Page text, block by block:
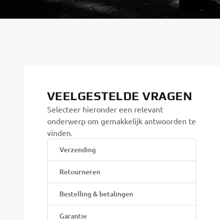
VEELGESTELDE VRAGEN
Selecteer hieronder een relevant
onderwerp om gemakkelijk antwoorden te
vinden.
Verzending
Retourneren
Bestelling & betalingen
Garantie